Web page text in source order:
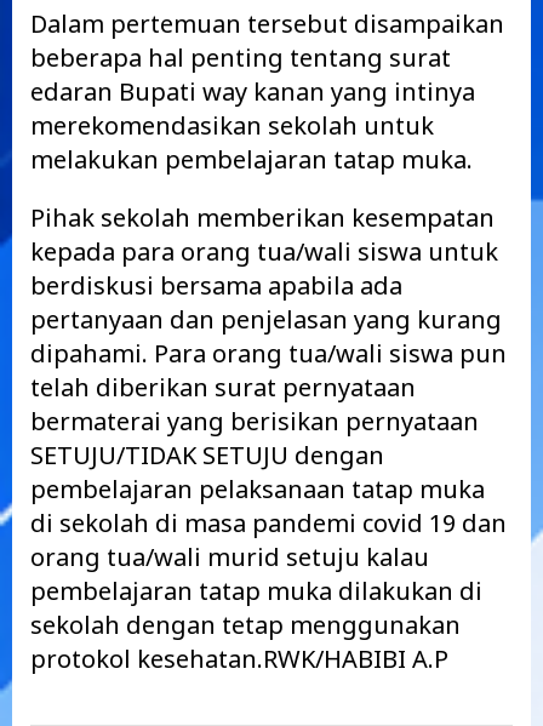
Dalam pertemuan tersebut disampaikan
beberapa hal penting tentang surat
edaran Bupati way kanan yang intinya
merekomendasikan sekolah untuk
melakukan pembelajaran tatap muka.
Pihak sekolah memberikan kesempatan
kepada para orang tua/wali siswa untuk
berdiskusi bersama apabila ada
pertanyaan dan penjelasan yang kurang
dipahami. Para orang tua/wali siswa pun
telah diberikan surat pernyataan
bermaterai yang berisikan pernyataan
SETUJU/TIDAK SETUJU dengan
pembelajaran pelaksanaan tatap muka
di sekolah di masa pandemi covid 19 dan
orang tua/wali murid setuju kalau
pembelajaran tatap muka dilakukan di
sekolah dengan tetap menggunakan
protokol kesehatan.RWK/HABIBI A.P